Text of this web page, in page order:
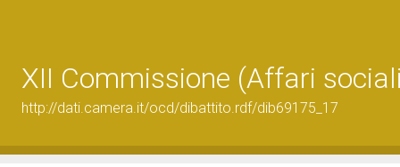
XII Commissione (Affari
http://dati.camera.it/ocd/dibattito.rdf/dib69175_17